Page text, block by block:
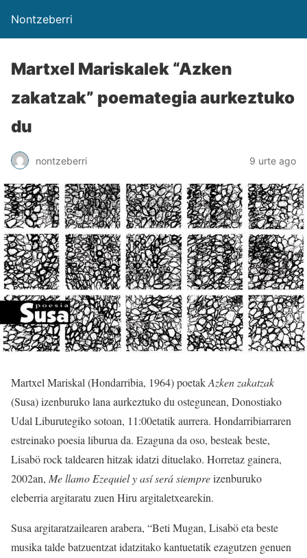
Nontzeberri
Martxel Mariskalek “Azken
zakatzak” poemategia aurkeztuko
du
nontzeberri 9 urte ago
Martxel Mariskal (Hondarribia, 1964) poetakAzken zakatzak
(Susa) izenburuko lana aurkeztuko du ostegunean, Donostiako
Udal Liburutegiko sotoan, 11:00etatik aurrera. Hondarribiarraren
estreinako poesia liburua da. Ezaguna da oso, besteak beste,
Lisabö rock taldearen hitzak idatzi dituelako. Horretaz gainera,
2002an, Me llamo Ezequiel y así será siempreizenburuko
eleberria argitaratu zuen Hiru argitaletxearekin.
Susa argitaratzailearen arabera, “Beti Mugan, Lisabö eta beste
musika talde batzuentzat idatzitako kantuetatik ezagutzen genuen